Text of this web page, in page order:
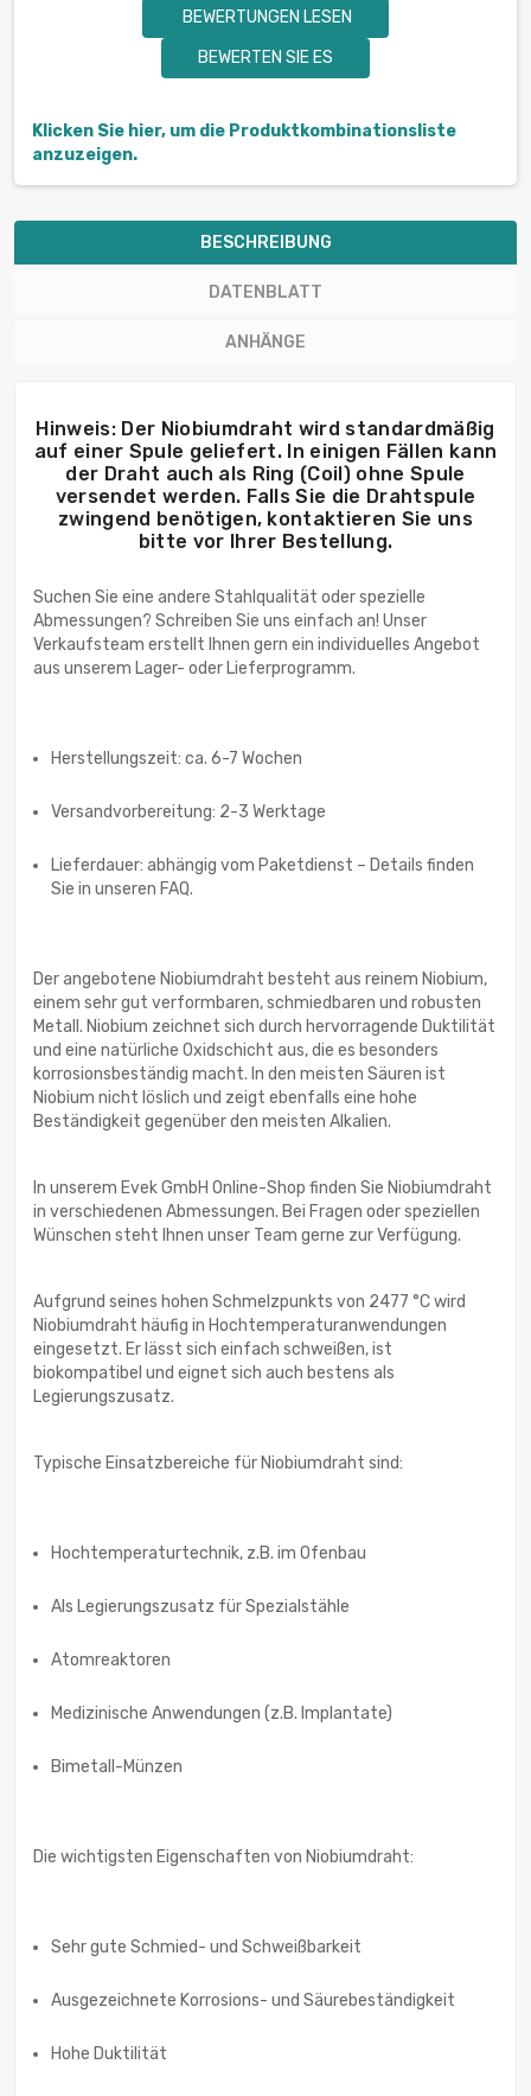
BEWERTUNGEN LESEN
BEWERTEN SIE ES
Klicken Sie hier, um die Produktkombinationsliste
anzuzeigen.
BESCHREIBUNG
DATENBLATT
ANHÄNGE
Hinweis: Der Niobiumdraht wird standardmäßig
auf einer Spule geliefert. In einigen Fällen kann
der Draht auch als Ring (Coil) ohne Spule
versendet werden. Falls Sie die Drahtspule
zwingend benötigen, kontaktieren Sie uns
bitte vor Ihrer Bestellung.
Suchen Sie eine andere Stahlqualität oder spezielle
Abmessungen? Schreiben Sie uns einfach an! Unser
Verkaufsteam erstellt Ihnen gern ein individuelles Angebot
aus unserem Lager- oder Lieferprogramm.
Herstellungszeit: ca. 6-7 Wochen
Versandvorbereitung: 2-3 Werktage
Lieferdauer: abhängig vom Paketdienst – Details finden
Sie in unseren FAQ.
Der angebotene Niobiumdraht besteht aus reinem Niobium,
einem sehr gut verformbaren, schmiedbaren und robusten
Metall. Niobium zeichnet sich durch hervorragende Duktilität
und eine natürliche Oxidschicht aus, die es besonders
korrosionsbeständig macht. In den meisten Säuren ist
Niobium nicht löslich und zeigt ebenfalls eine hohe
Beständigkeit gegenüber den meisten Alkalien.
In unserem Evek GmbH Online-Shop finden Sie Niobiumdraht
in verschiedenen Abmessungen. Bei Fragen oder speziellen
Wünschen steht Ihnen unser Team gerne zur Verfügung.
Aufgrund seines hohen Schmelzpunkts von 2477 °C wird
Niobiumdraht häufig in Hochtemperaturanwendungen
eingesetzt. Er lässt sich einfach schweißen, ist
biokompatibel und eignet sich auch bestens als
Legierungszusatz.
Typische Einsatzbereiche für Niobiumdraht sind:
Hochtemperaturtechnik, z.B. im Ofenbau
Als Legierungszusatz für Spezialstähle
Atomreaktoren
Medizinische Anwendungen (z.B. Implantate)
Bimetall-Münzen
Die wichtigsten Eigenschaften von Niobiumdraht:
Sehr gute Schmied- und Schweißbarkeit
Ausgezeichnete Korrosions- und Säurebeständigkeit
Hohe Duktilität